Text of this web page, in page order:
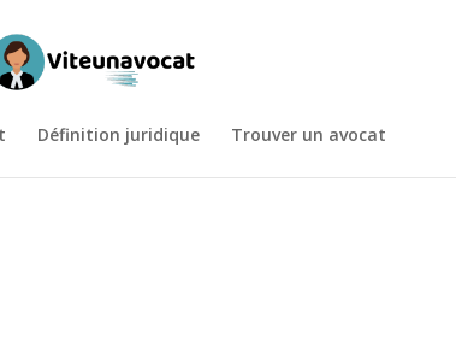
Définition juridique Trouver un avocat